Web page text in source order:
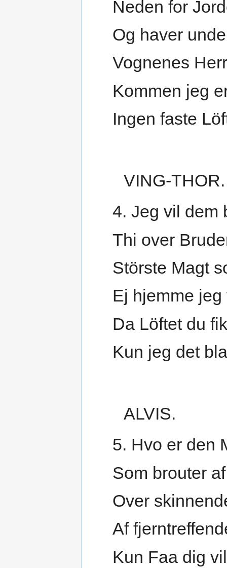
Neden for
Og haver
Vognenes
Kommen jeg
Ingen faste
VING-THOR.
4. Jeg vil dem
Thi over
Störste Magt
Ej hjemme jeg
Da Löftet du
Kun jeg det
ALVIS.
5. Hvo er den
Som brouter
Over
Af
Kun Faa dig